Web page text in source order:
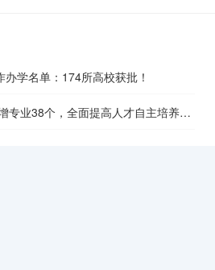
学名单：174所高校获批！
专业38个，全面提高人才自主培养质